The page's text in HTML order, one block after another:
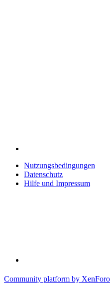
Nutzungsbedingungen
Datenschutz
Hilfe und Impressum
Community platform by XenForo